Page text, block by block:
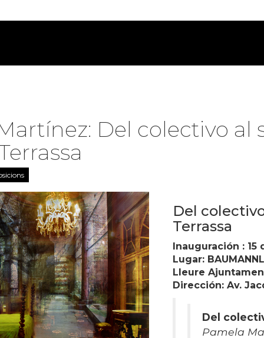
Del colectivo al
Del
Terrassa
Inauguración : 15
Lugar:
Lleure
Dirección: Av.
Del
Pamela